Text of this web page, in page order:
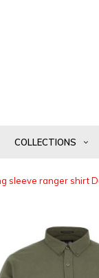
COLLECTIONS
sleeve ranger shirt